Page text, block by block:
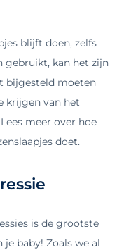
blijft doen, zelfs
gebruikt, kan het zijn
bijgesteld moeten
krijgen van het
meer over hoe
doet.
is de grootste
baby! Zoals we al